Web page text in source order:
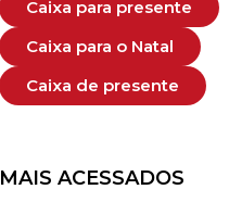
Caixa para presente
Caixa para o Natal
Caixa de presente
MAIS ACESSADOS